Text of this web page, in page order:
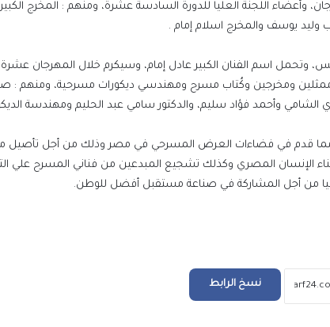
وأعضاء اللجنة العليا للدورة السادسة عشرة، ومنهم : المخرج الكبير
وليد يوسف والمخرج اسلام إمام .
عشرة تقام في الفترة من 29 يوليو، وحتى 14 أغسطس، وتحمل اسم الفنان الكبير عادل إمام، وسيكرم خلال المهرجان
ومخرجين وكُتاب مسرح ومهندسي ديكورات مسرحية، ومنهم :
وأحمد فؤاد سليم، والدكتور سامي عبد الحليم ومهندسة
قدم في فضاءات العرض المسرحي في مصر وذلك من أجل تأصيل
الإنسان المصري وكذلك تشجيع المبدعين من فناني المسرح علي
من أجل المشاركة في صناعة مستقبل أفضل للوطن.
نسخ الرابط
جلست بجوار جثة شقيقها 3 أيام.. وفاة
229 ألف شكوى وطلب في يوليو.. “مدبولي”